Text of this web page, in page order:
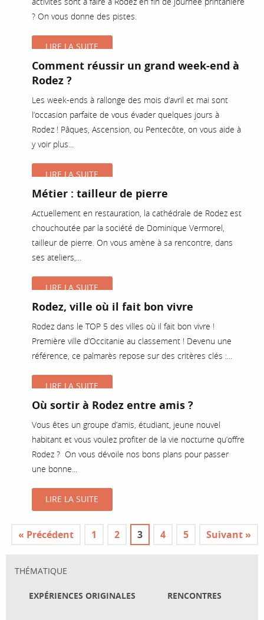
? On vous donne des pistes.
LIRE LA SUITE
Comment réussir un grand week-end à
Rodez ?
Les week-ends à rallonge des mois d’avril et mai sont
l’occasion parfaite de vous évader quelques jours à
Rodez ! Pâques, Ascension, ou Pentecôte, on vous aide à
y voir plus...
LIRE LA SUITE
Métier : tailleur de pierre
Actuellement en restauration, la cathédrale de Rodez est
chouchoutée par la société de Dominique Vermorel,
tailleur de pierre. On vous amène à sa rencontre, dans
ses ateliers,...
LIRE LA SUITE
Rodez, ville où il fait bon vivre
Rodez dans le TOP 5 des villes où il fait bon vivre !
Première ville d’Occitanie au classement ! Devenu une
référence, ce palmarès repose sur des critères clés :...
LIRE LA SUITE
Où sortir à Rodez entre amis ?
Vous êtes un groupe d’amis, étudiant, jeune nouvel
habitant et vous voulez profiter de la vie nocturne qu’offre
Rodez ? On vous dévoile nos bons plans pour passer
une bonne...
LIRE LA SUITE
« Précédent 1 2 3 4 5 Suivant »
THÉMATIQUE
EXPÉRIENCES ORIGINALES RENCONTRES